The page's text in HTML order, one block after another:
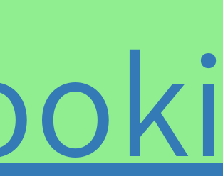
寄稿。トラッド
ップスからクラシックまで守備範
CD、LPのライナー解説
「JAZZ JAPAN」「STEREO」
誌な
執筆。ビッグバンド
“Shiny Stockings”
奏者として参加。ミュージック・ペ